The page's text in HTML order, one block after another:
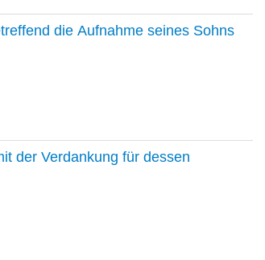
die Aufnahme seines Sohns
der Verdankung für dessen